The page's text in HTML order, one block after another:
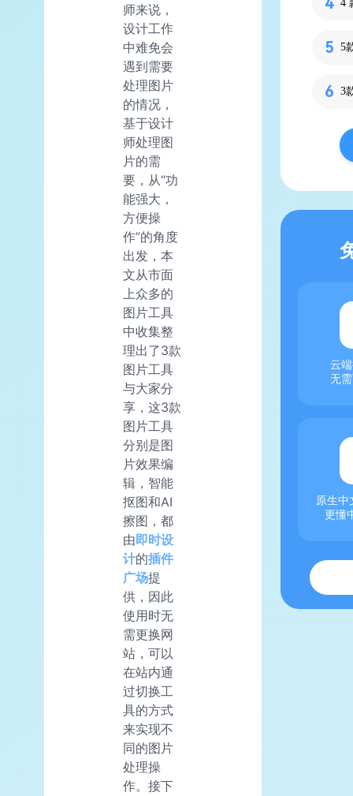
师来说，
设计工作
中难免会
遇到需要
处理图片
的情况，
基于设计
师处理图
片的需
要，从“功
能强大，
方便操
作”的角度
出发，本
文从市面
上众多的
图片工具
中收集整
理出了3款
图片工具
与大家分
享，这3款
图片工具
分别是图
片效果编
辑，智能
抠图和AI
擦图，都
由即时设
计的插件
广场提
供，因此
使用时无
需更换网
站，可以
在站内通
过切换工
具的方式
来实现不
同的图片
处理操
作。接下
5
3
云
无
原生中
更懂